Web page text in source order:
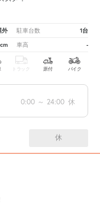
外 駐車台数 1台
車高 -
トラック 原付 バイク
0:00 ～ 24:00 休
休